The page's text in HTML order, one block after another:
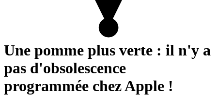
Une pomme plus verte : il n'y a
pas d'obsolescence
programmée chez Apple !